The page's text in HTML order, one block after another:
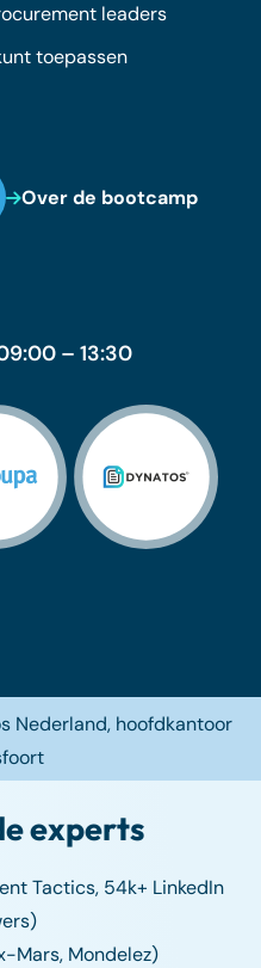
leaders
toepassen
Over de bootcamp
– 13:30
Nederland, hoofdkantoor
experts
Tactics, 54k+ LinkedIn
Mars, Mondelez)